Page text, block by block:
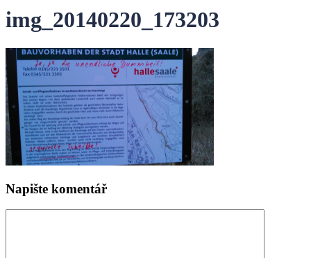
img_20140220_173203
Napište komentář